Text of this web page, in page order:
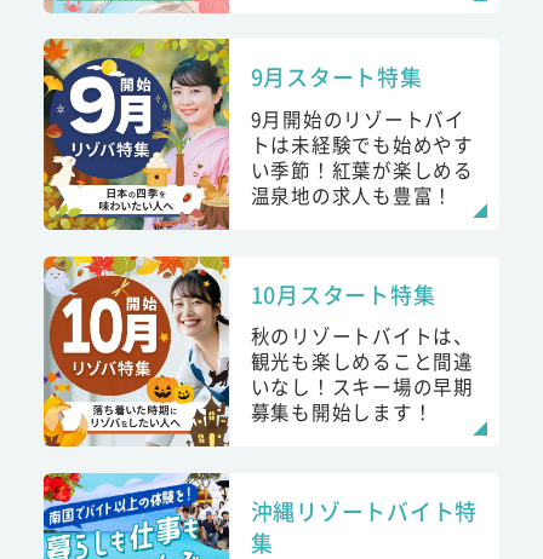
9月スタート特集
9月開始のリゾートバイ
トは未経験でも始めやす
い季節！紅葉が楽しめる
温泉地の求人も豊富！
10月スタート特集
秋のリゾートバイトは、
観光も楽しめること間違
いなし！スキー場の早期
募集も開始します！
沖縄リゾートバイト特
集